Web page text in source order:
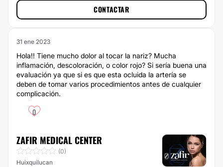
CONTACTAR
31 ene 2023
Hola!! Tiene mucho dolor al tocar la nariz? Mucha
inflamación, descoloración, o color rojo? Si sería buena una
evaluación ya que si es que esta ocluida la artería se
deben de tomar varios procedimientos antes de cualquier
complicación.
0
ZAFIR MEDICAL CENTER
(0)
Huixquilucan